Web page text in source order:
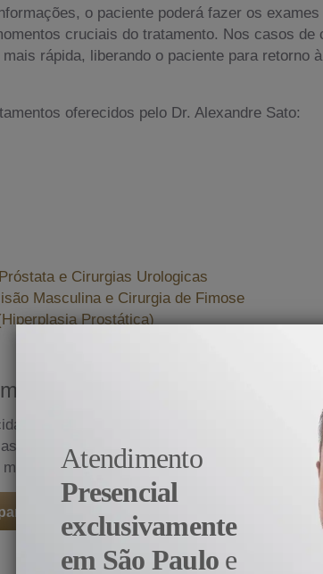
o paciente poderá fazer os
cruciais do tratamento. Nos casos
rápida, liberando o paciente para retorno
oferecidos pelo Dr. Alexandre Sato:
e Cirurgias Urologicas
Masculina e Cirurgia de Fimose
Prostática)
o paciente continuará o tratamento
etapas do tratamento são acompanhadas
à distância.
Mais Infomações
Atendimento
Presencial
exclusivamente
em São Paulo e